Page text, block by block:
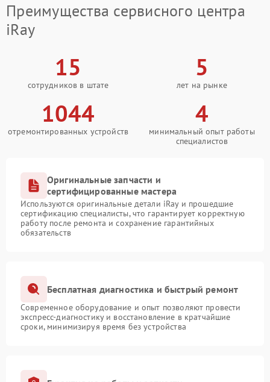
Преимущества сервисного центра
iRay
15
сотрудников в штате
5
лет на рынке
1044
отремонтированных устройств
4
минимальный опыт работы
специалистов
Оригинальные запчасти и
сертифицированные мастера
Используются оригинальные детали iRay и прошедшие
сертификацию специалисты, что гарантирует корректную
работу после ремонта и сохранение гарантийных
обязательств
Бесплатная диагностика и быстрый ремонт
Современное оборудование и опыт позволяют провести
экспресс-диагностику и восстановление в кратчайшие
сроки, минимизируя время без устройства